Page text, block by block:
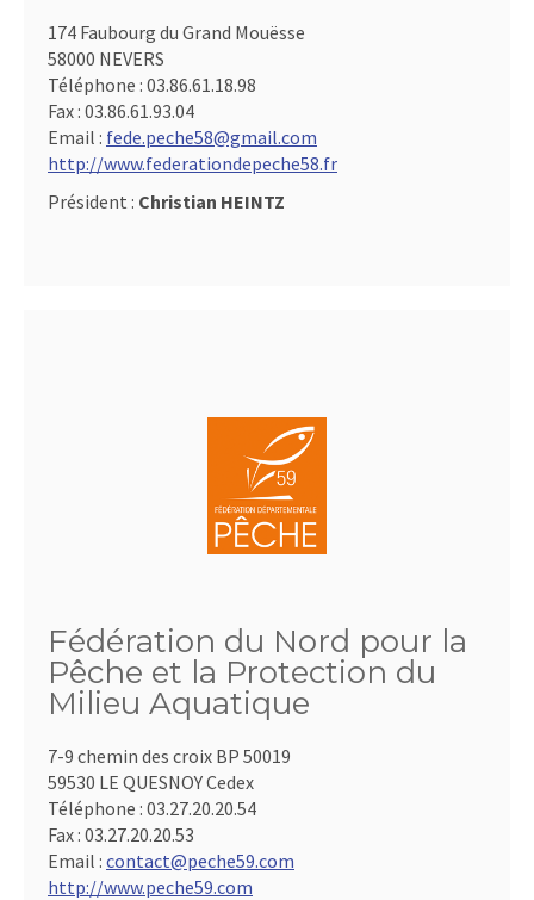
174 Faubourg du Grand Mouësse
58000 NEVERS
Téléphone : 03.86.61.18.98
Fax : 03.86.61.93.04
Email : fede.peche58@gmail.com
http://www.federationdepeche58.fr
Président : Christian HEINTZ
Fédération du Nord pour la
Pêche et la Protection du
Milieu Aquatique
7-9 chemin des croix BP 50019
59530 LE QUESNOY Cedex
Téléphone : 03.27.20.20.54
Fax : 03.27.20.20.53
Email : contact@peche59.com
http://www.peche59.com